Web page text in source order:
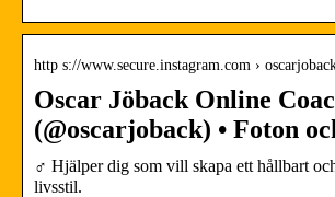
http s://www.secure.instagram.com ›
Oscar Jöback Online
(@oscarjoback) • Foton
‍♂️ Hjälper dig som vill skapa ett hållbart
livsstil.